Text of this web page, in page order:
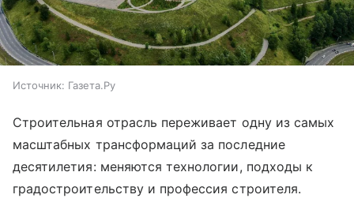
Источник: Газета.Ру
Строительная отрасль переживает одну из самых
масштабных трансформаций за последние
десятилетия: меняются технологии, подходы к
градостроительству и профессия строителя.